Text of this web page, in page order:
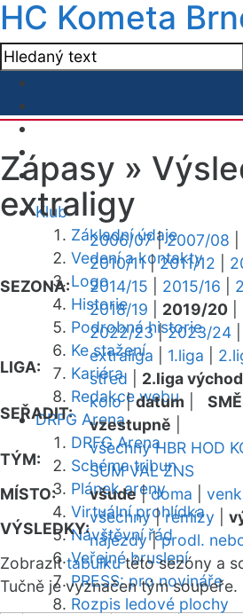
HC Kometa
Klub
Základní údaje
Vedení a kontakty
Logo
Historie
Podrobná historie
Ke stažení
Kariéra
Redakce webu
DRFG Arena
DRFG Arena
Schéma tribun
Plánek areny
Virtuální prohlídka
Návštěvní řád
Veřejné bruslení
PRESS: pro novináře
Rozpis ledové plochy
Zápasy »
extraligy
SEZONA:
2006/07|2007/08
2010/11|2011/12
2014/15
2015/16
2018/19
2019/20
2022/23|2023/24
LIGA:
extraliga 1.liga
střed
2.liga východ
SEŘADIT:
kolo|datum
vzestupně
TÝM:
všechny HBR HOD
SUM VAL ZNS
MÍSTO:
všude|doma
VÝSLEDKY:
všechny|remízy
nájezdy|prodl.
Zobrazittabulkutéto sezóny a
Tučně je vyznačen tým soupeře.